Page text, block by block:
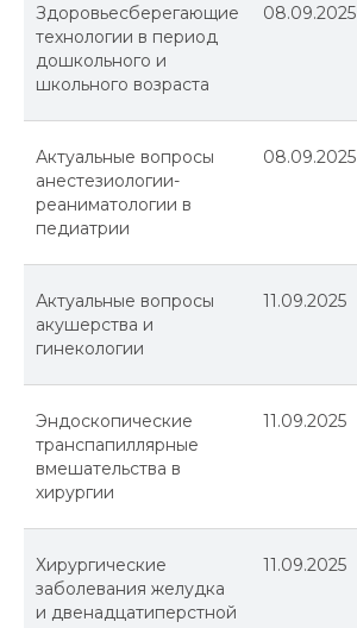
Здоровьесберегающие
технологии в период
дошкольного и
школьного возраста
08.09.2025
Актуальные вопросы
анестезиологии-
реаниматологии в
педиатрии
08.09.2025
Актуальные вопросы
акушерства и
гинекологии
11.09.2025
Эндоскопические
транспапиллярные
вмешательства в
хирургии
11.09.2025
Хирургические
заболевания желудка
и двенадцатиперстной
11.09.2025